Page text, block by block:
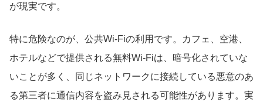
が現実です。
特に危険なのが、公共Wi-Fiの利用です。カフェ、空港、
ホテルなどで提供される無料Wi-Fiは、暗号化されていな
いことが多く、同じネットワークに接続している悪意のあ
る第三者に通信内容を盗み見される可能性があります。実